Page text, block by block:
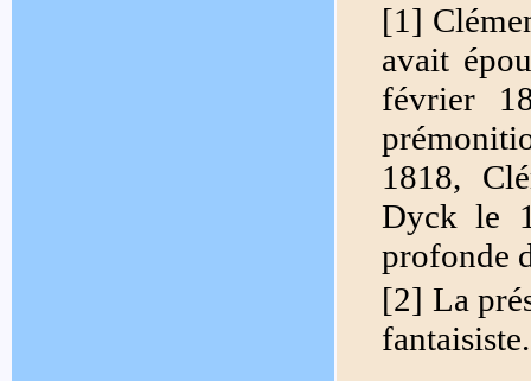
[1]
avait
février
1818,
Dyck le
profonde
[2] La